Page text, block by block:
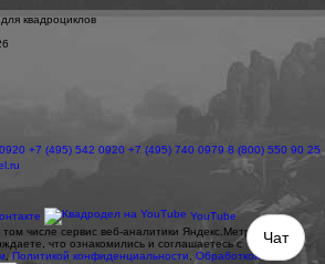
квадроциклов
+7 (495) 542 0920 +7 (495) 740 0979 8 (800) 550 90 25
YouTube
числе сервис веб-аналитики Яндекс.Метрика.
что ознакомились и соглашаетесь с
, Политикой конфиденциальности, Обработкой
Чат